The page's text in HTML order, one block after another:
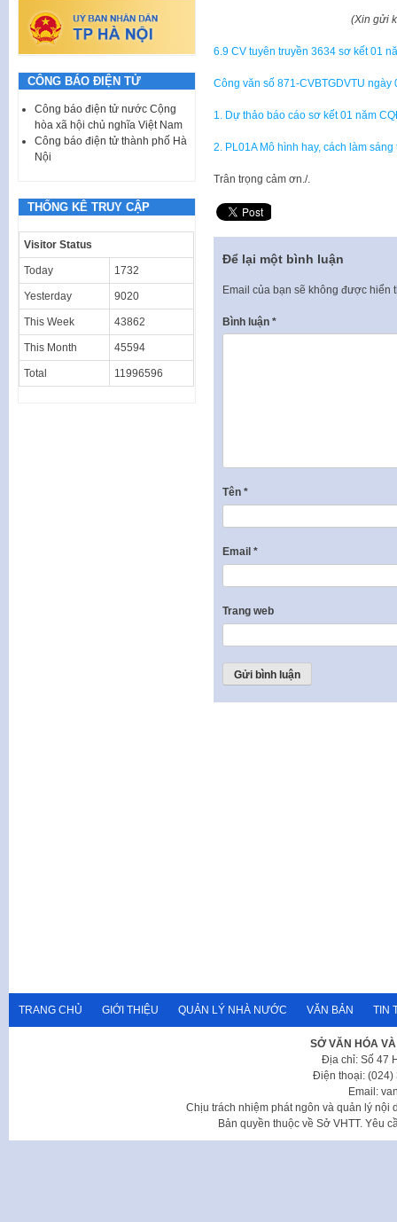
(Xin gửi
6.9 CV tuyên truyền 3634 sơ kết 01
Công văn số 871-CVBTGDVTU
1. Dự thảo báo cáo sơ kết 01 năm
2. PL01A Mô hình hay, cách làm sáng
Trân trọng cảm ơn./.
Để lại một bình luận
Email của bạn sẽ không được hiển
Bình luận *
Tên *
Email *
Trang web
CÔNG BÁO ĐIỆN TỬ
Công báo điện tử nước Cộng
hòa xã hội chủ nghĩa Việt Nam
Công báo điện tử thành phố Hà
Nội
THỐNG KÊ TRUY CẬP
Visitor Status
Today 1732
Yesterday 9020
This Week 43862
This Month 45594
Total 11996596
TRANG CHỦ GIỚI THIỆU QUẢN LÝ NHÀ NƯỚC VĂN BẢN TIN
SỞ VĂN HÓA
Địa chỉ: Số 47
Điện thoại: (024)
Email:
Chịu trách nhiệm phát ngôn và quản lý nội
Bản quyền thuộc về Sở VHTT. Yêu